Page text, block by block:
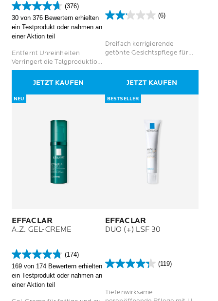
(376)
4.7
von
5
Sternen.
Bewertungen
30 von 376 Bewertern erhielten
ein Testprodukt oder nahmen an
einer Aktion teil
Entfernt Unreinheiten
Verringert die Talgproduktion
Korrigiert hartnäckige Makel
und FleckenJETZT KAUFEN
(6)
2.2
Sternen.
6
Dreifach korrigierende
getönte Gesichtspflege für
Haut, basiert auf den
Erkenntnissen der Mikrobiom-
Wissenschaft
JETZT KAUFEN
NEU
EFFACLAR
A.Z. GEL-CREME
(174)
4.7
von
5
Sternen.
169 von 174 Bewertern erhielten
ein Testprodukt oder nahmen an
einer Aktion teil
BESTSELLER
EFFACLAR
DUO (+) LSF 30
(119)
4.3
Sternen.
Tiefenwirksame